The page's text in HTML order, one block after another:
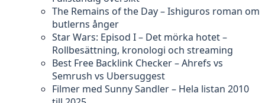
The Remains of the Day – Ishiguros roman om
butlerns ånger
Star Wars: Episod I – Det mörka hotet –
Rollbesättning, kronologi och streaming
Best Free Backlink Checker – Ahrefs vs
Semrush vs Ubersuggest
Filmer med Sunny Sandler – Hela listan 2010